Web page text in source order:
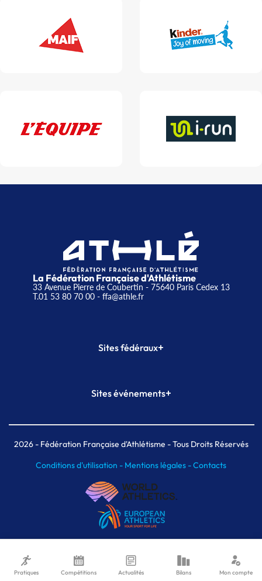
La Fédération Française d'Athlétisme
33 Avenue Pierre de Coubertin - 75640 Paris Cedex 13
T.01 53 80 70 00- ffa@athle.fr
Sites fédéraux+
Plateforme Formation
Sites événements+
Meeting de Paris indoor
MAIF Ekiden de Paris
2026- Fédération Française d'Athlétisme - Tous Droits Réservés
Conditions d'utilisation - Mentions légales -Contacts
Pratiques Compétitions Actualités Bilans Mon compte